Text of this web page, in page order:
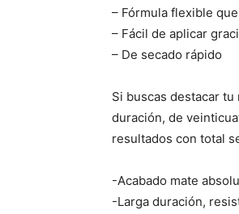
– Fórmula flexible
– Fácil de aplicar
– De secado rápido
Si buscas destacar
duración, de
resultados con total
-Acabado mate
-Larga duración,